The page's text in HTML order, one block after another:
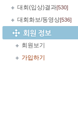
대회(입상)결과[530]
대회화보/동영상[536]
회원보기
가입하기